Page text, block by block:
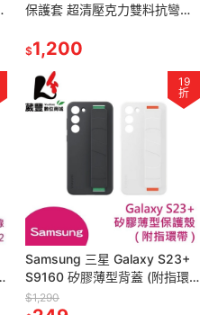
保護套 超清壓克力雙料抗彎防
$1,200
19
折
Samsung 三星 Galaxy S23+
S9160 矽膠薄型背蓋 (附指環
帶) 原廠保護殼 全新公司貨
$1,290